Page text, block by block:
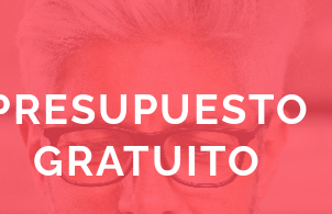
GRATUITO